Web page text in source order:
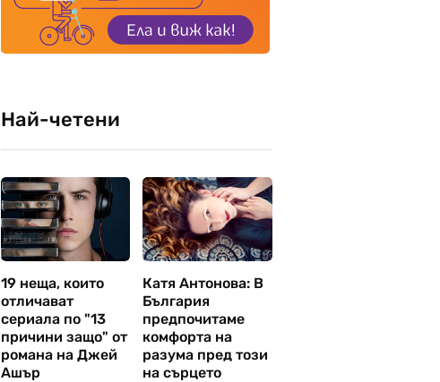
Най-четени
19 неща, които
отличават
сериала по "13
причини защо" от
романа на Джей
Ашър
Катя Антонова: В
България
предпочитаме
комфорта на
разума пред този
на сърцето